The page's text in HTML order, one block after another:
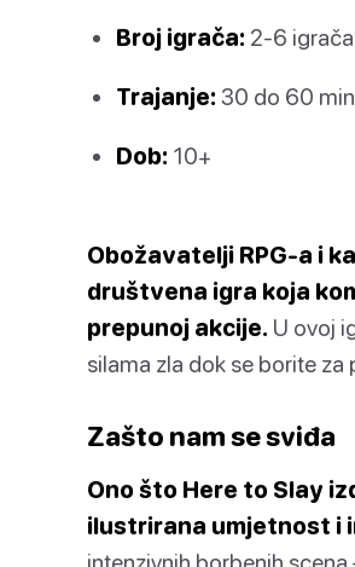
Broj igrača: 2-6 igrača
Trajanje: 30 do 60
Dob: 10+
Obožavatelji RPG-a i
društvena igra koja
prepunoj akcije. U ovoj
silama zla dok se borite za
Zašto nam se sviđa
Ono što Here to Slay
ilustrirana umjetnost i
intenzivnih borbenih